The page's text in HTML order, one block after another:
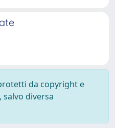
da copyright e
diversa